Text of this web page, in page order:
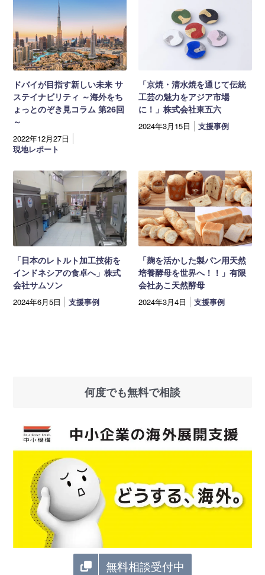
ドバイが目指す新しい未来 サ
ステイナビリティ ～海外をち
ょっとのぞき見コラム 第26回
～
2022年12月27日
現地レポート
「京焼・清水焼を通じて伝統
工芸の魅力をアジア市場
に！」株式会社東五六
2024年3月15日 支援事例
「日本のレトルト加工技術を
インドネシアの食卓へ」株式
会社サムソン
2024年6月5日 支援事例
「麹を活かした製パン用天然
培養酵母を世界へ！！」有限
会社あこ天然酵母
2024年3月4日 支援事例
何度でも無料で相談
無料相談受付中